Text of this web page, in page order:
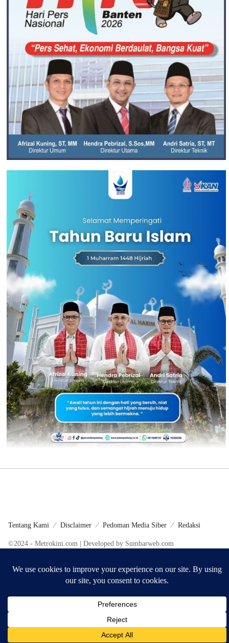
Tentang Kami Disclaimer Pedoman Media Siber Redaksi
©2024 - Metrokini.com | Developed by Sumbarweb.com